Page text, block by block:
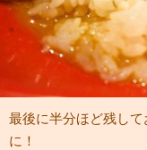
最後に半分ほど残し
に！